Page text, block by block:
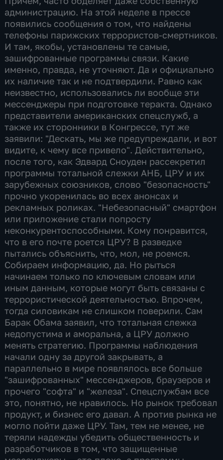
администрацию. На этой неделе в прессе
появились сообщения о том, что найдены
телефоны парижских террористов-смертников.
И там, якобы, установлены те самые,
зашифрованные программы связи. Какие
именно, правда, не уточняют. Да и официально
их наличие так и не подтвердили. Равно как
неизвестно, использовались ли вообще эти
мессенджеры при подготовке теракта. Однако
представители американских спецслужб, а
также их сторонники в Конгрессе, тут же
заявили: "Дескать, мы же предупреждали, и вот
видите, к чему все привело". Действительно,
после того, как Эдвард Сноуден рассекретил
программы тотальной слежки АНБ, ЦРУ и их
зарубежных союзников, слово "безопасность"
прочно укоренилась во всех анонсах и
рекламных роликах. "Небезопасный" смартфон
или приложение стали попросту
неконкурентоспособными. Кому понравится,
что в его почте роется ЦРУ? В разведке
пытались объяснить, что, мол, не роемся.
Собираем информацию, да. Но рыться
начинаем только по ключевым словам или
иным данным, которые могут быть связаны с
террористической деятельностью. Впрочем,
тогда силовикам не слишком поверили. Сам
Барак Обама заявил, что тотальная слежка
недопустима и аморальна, а ЦРУ должно
менять стратегию. Программы наблюдения
начали одну за другой закрывать, а
параллельно в мире появлялось все больше
"зашифрованных" мессенджеров, браузеров и
прочего "софта" и "железа". Спецслужбам все
это, понятно, не нравилось. Но рынок требовал
продукт, и бизнес его давал. А против рынка не
могло пойти даже ЦРУ. Там, тем не менее, не
теряли надежды убедить общественность и
разработчиков в том, что защищенные